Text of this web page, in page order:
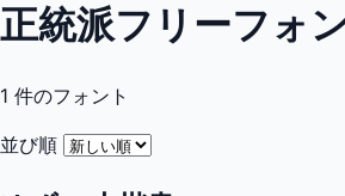
正統派フリーフォ
1 件のフォント
並び順